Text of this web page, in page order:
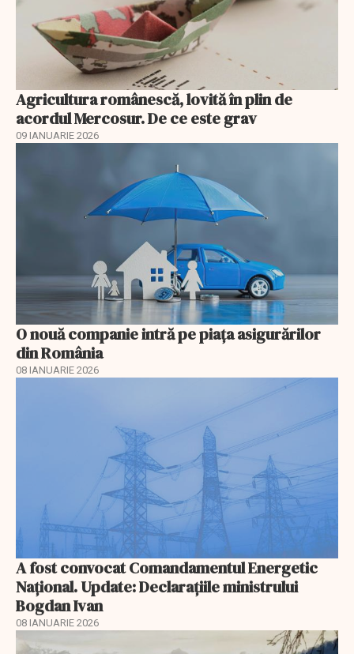
Agricultura românescă, lovită în plin de
acordul Mercosur. De ce este grav
09 IANUARIE 2026
O nouă companie intră pe piața asigurărilor
din România
08 IANUARIE 2026
A fost convocat Comandamentul Energetic
Naţional. Update: Declaraţiile ministrului
Bogdan Ivan
08 IANUARIE 2026